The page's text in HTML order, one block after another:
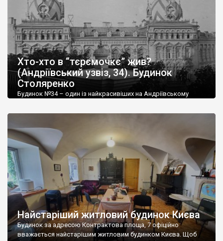
Хто-хто в “тєрємочкє” жив?
(Андріївський узвіз, 34). Будинок
Столяренко
Будинок №34 – один із найкрасивіших на Андріївському
дала назву вулиці. Будинок постав у так званому
Столяренко в у 1900-1901 р.р, як прибутковий. Його звели за
проектом архітектора Олександра Хойнацького. Роботи
виконали під керівництвом цивільного інженера Миколи
Вишневського. Через […]
Найстаріший житловий будинок Києва
Будинок за адресою Контрактова площа, 7 офіційно
вважається найстарішим житловим будинком Києва. Щоб